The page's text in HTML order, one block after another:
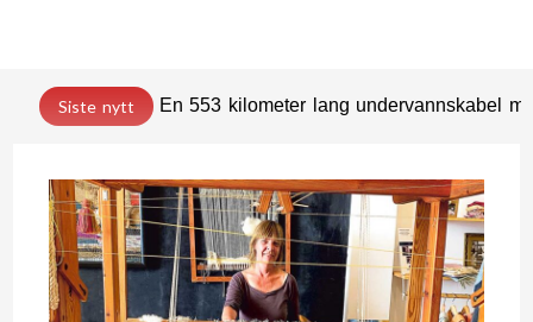
Siste nytt En 553 kilometer lang undervannskabel